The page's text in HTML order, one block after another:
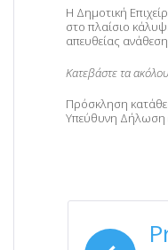
Η Δημοτική
στο πλαίσιο
απευθείας
Κατεβάστε τα
Πρόσκληση
Υπεύθυνη Δήλωση
ΆΡΘΡΩΝ